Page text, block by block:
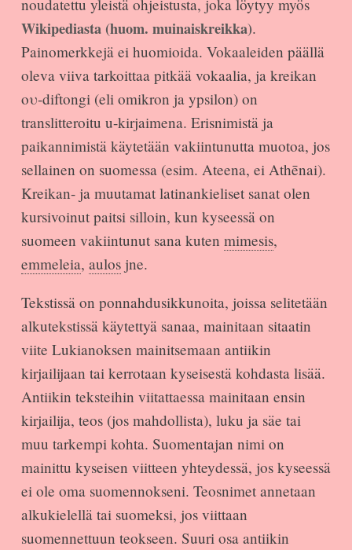
noudatettu yleistä ohjeistusta, joka löytyy myös
Wikipediasta (huom. muinaiskreikka).
Painomerkkejä ei huomioida. Vokaaleiden päällä
oleva viiva tarkoittaa pitkää vokaalia, ja kreikan
ου-diftongi (eli omikron ja ypsilon) on
translitteroitu u-kirjaimena. Erisnimistä ja
paikannimistä käytetään vakiintunutta muotoa, jos
sellainen on suomessa (esim. Ateena, ei Athēnai).
Kreikan- ja muutamat latinankieliset sanat olen
kursivoinut paitsi silloin, kun kyseessä on
suomeen vakiintunut sana kuten mimesis,
emmeleia, aulosjne.
Tekstissä on ponnahdusikkunoita, joissa selitetään
alkutekstissä käytettyä sanaa, mainitaan sitaatin
viite Lukianoksen mainitsemaan antiikin
kirjailijaan tai kerrotaan kyseisestä kohdasta lisää.
Antiikin teksteihin viitattaessa mainitaan ensin
kirjailija, teos (jos mahdollista), luku ja säe tai
muu tarkempi kohta. Suomentajan nimi on
mainittu kyseisen viitteen yhteydessä, jos kyseessä
ei ole oma suomennokseni. Teosnimet annetaan
alkukielellä tai suomeksi, jos viittaan
suomennettuun teokseen. Suuri osa antiikin